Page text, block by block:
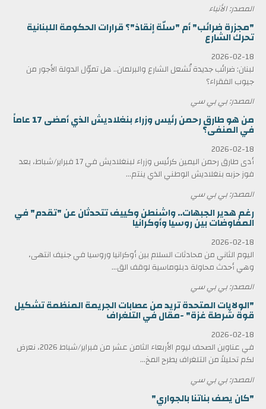
المصدر: الأنباء
"مجزرة ضرائب" أم "سلّة إنقاذ"؟ قرارات الحكومة اللبنانية
تحرك الشارع
2026-02-18
لبنان: ضرائب جديدة تُشعل الشارع والبرلمان.. هل تموّل الدولة الأجور من
جيوب الفقراء؟
المصدر: بي بي سي
من هو طارق رحمن رئيس وزراء بنغلاديش الذي أمضى 17 عاماً
في المنفى؟
2026-02-18
أدى طارق رحمن اليمين كرئيس وزراء لبنغلاديش في 17 فبراير/شباط، بعد
فوز حزبه بنغلاديش الوطني الذي ينتم...
المصدر: بي بي سي
رغم هدير الجبهات.. واشنطن وكييف تتحدثان عن "تقدم" في
المفاوضات بين روسيا وأوكرانيا
2026-02-18
اليوم الثاني من محادثات السلام بين أوكرانيا وروسيا في جنيف انتهى،
وهي أحدث محاولة دبلوماسية لوقف الق...
المصدر: بي بي سي
"الولايات المتحدة تريد من عصابات الجريمة المنظمة تشكيل
قوة شرطة غزة" -مقال في التلغراف
2026-02-18
في عناوين الصحف ليوم الأربعاء الثامن عشر من فبراير/شباط 2026، نعرض
لكم تحليلاً من التلغراف يطرح المخ...
المصدر: بي بي سي
"كان يصف بناتنا بالجواري"